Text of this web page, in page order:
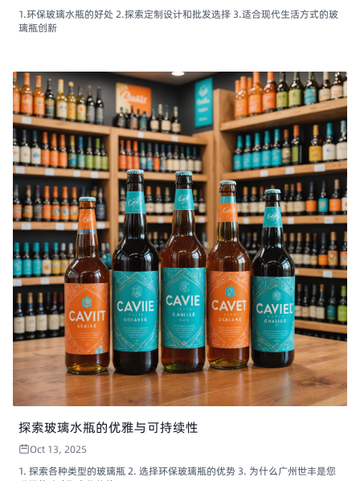
1.环保玻璃水瓶的好处 2.探索定制设计和批发选择 3.适合现代生活方式的玻
璃瓶创新
探索玻璃水瓶的优雅与可持续性
Oct 13, 2025
1. 探索各种类型的玻璃瓶 2. 选择环保玻璃瓶的优势 3. 为什么广州世丰是您